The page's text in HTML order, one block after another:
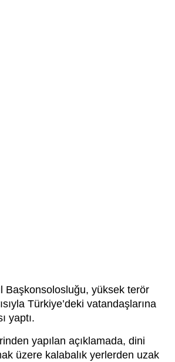
Başkonsolosluğu, yüksek terör
Türkiye’deki vatandaşlarına
yaptı.
yapılan açıklamada, dini
üzere kalabalık yerlerden uzak